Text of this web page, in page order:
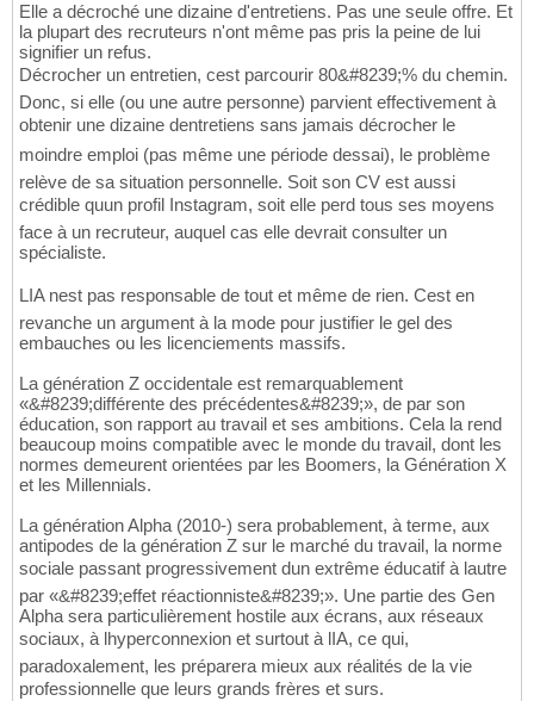
Elle a décroché une dizaine d'entretiens. Pas une seule offre. Et
la plupart des recruteurs n'ont même pas pris la peine de lui
signifier un refus.
Décrocher un entretien, cest parcourir 80&#8239;% du chemin.
Donc, si elle (ou une autre personne) parvient effectivement à
obtenir une dizaine dentretiens sans jamais décrocher le
moindre emploi (pas même une période dessai), le problème
relève de sa situation personnelle. Soit son CV est aussi
crédible quun profil Instagram, soit elle perd tous ses moyens
face à un recruteur, auquel cas elle devrait consulter un
spécialiste.
LIA nest pas responsable de tout et même de rien. Cest en
revanche un argument à la mode pour justifier le gel des
embauches ou les licenciements massifs.
La génération Z occidentale est remarquablement
«&#8239;différente des précédentes&#8239;», de par son
éducation, son rapport au travail et ses ambitions. Cela la rend
beaucoup moins compatible avec le monde du travail, dont les
normes demeurent orientées par les Boomers, la Génération X
et les Millennials.
La génération Alpha (2010-) sera probablement, à terme, aux
antipodes de la génération Z sur le marché du travail, la norme
sociale passant progressivement dun extrême éducatif à lautre
par «&#8239;effet réactionniste&#8239;». Une partie des Gen
Alpha sera particulièrement hostile aux écrans, aux réseaux
sociaux, à lhyperconnexion et surtout à lIA, ce qui,
paradoxalement, les préparera mieux aux réalités de la vie
professionnelle que leurs grands frères et surs.